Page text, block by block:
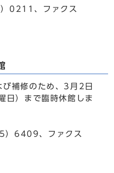
0211、ファクス
補修のため、3月2日
日）まで臨時休館しま
6409、ファクス